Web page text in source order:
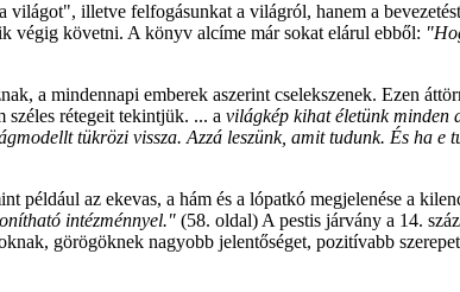
illetve felfogásunkat a világról, hanem a
végig követni. A könyv alcíme már sokat elárul ebből:
a mindennapi emberek aszerint cselekszenek. Ezen
széles rétegeit tekintjük. ... a világkép kihat életünk minden
tükrözi vissza. Azzá leszünk, amit tudunk. És ha e
az ekevas, a hám és a lópatkó megjelenése a
intézménnyel." (58. oldal) A pestis járvány a 14.
görögöknek nagyobb jelentőséget, pozitívabb